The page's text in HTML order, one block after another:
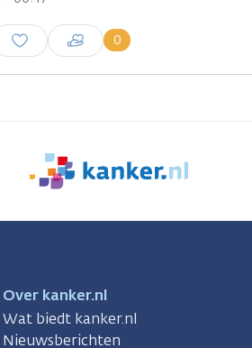
0
een reactie te
We
er
Over kanker.nl
Wat biedt kanker.nl
Nieuwsberichten